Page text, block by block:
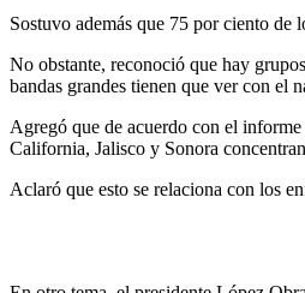
Sostuvo además que 75 por ciento de
No obstante, reconoció que hay
bandas grandes tienen que ver con el
Agregó que de acuerdo con el
California, Jalisco y Sonora
Aclaró que esto se relaciona con los